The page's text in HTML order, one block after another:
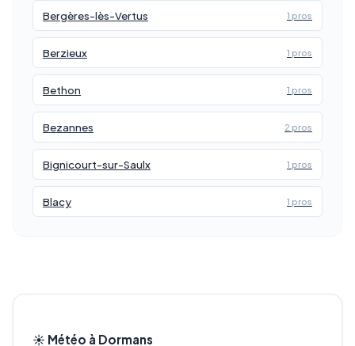
Bergères-lès-Vertus 1 pros
Berzieux 1 pros
Bethon 1 pros
Bezannes 2 pros
Bignicourt-sur-Saulx 1 pros
Blacy 1 pros
☀️ Météo à Dormans